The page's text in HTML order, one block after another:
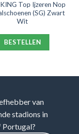
Top Ijzeren Nop
(SG) Zwart
Wit
BESTELLEN
van
stadions in
Portugal?